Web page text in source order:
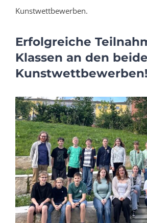
Kunstwettbewerben.
Erfolgreiche
Klassen an den
Kunstwettbewerben!